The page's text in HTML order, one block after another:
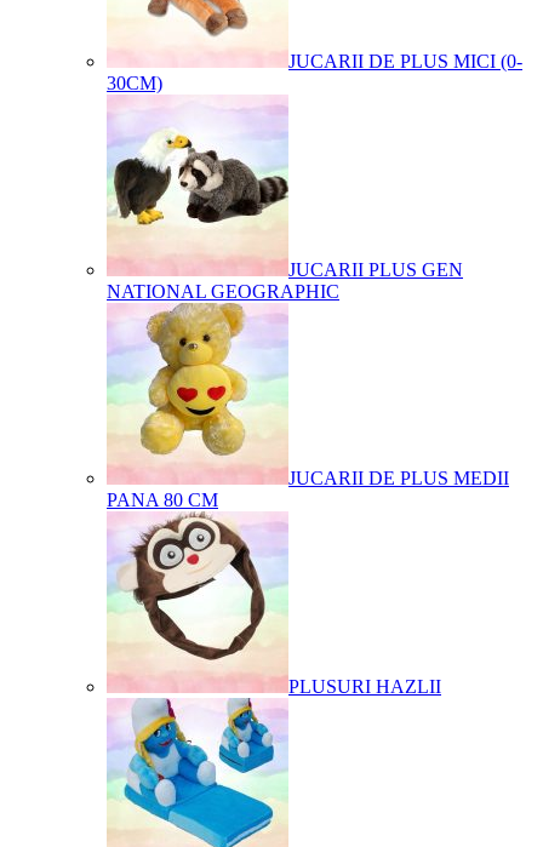
JUCARII DE PLUS MICI (0-
30CM)
JUCARII PLUS GEN
NATIONAL GEOGRAPHIC
JUCARII DE PLUS MEDII
PANA 80 CM
PLUSURI HAZLII